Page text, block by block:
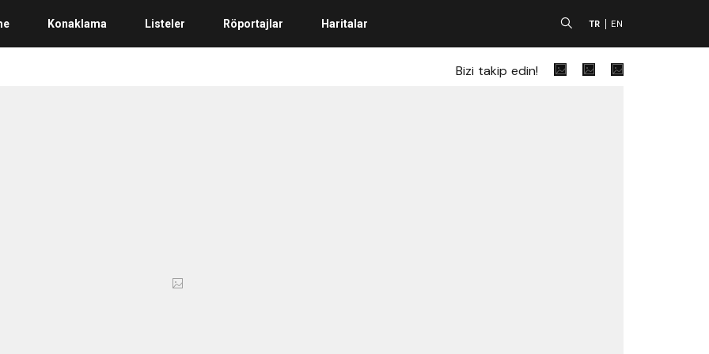
Konaklama Listeler Röportajlar Haritalar A TR EN
Bizi takip edin!